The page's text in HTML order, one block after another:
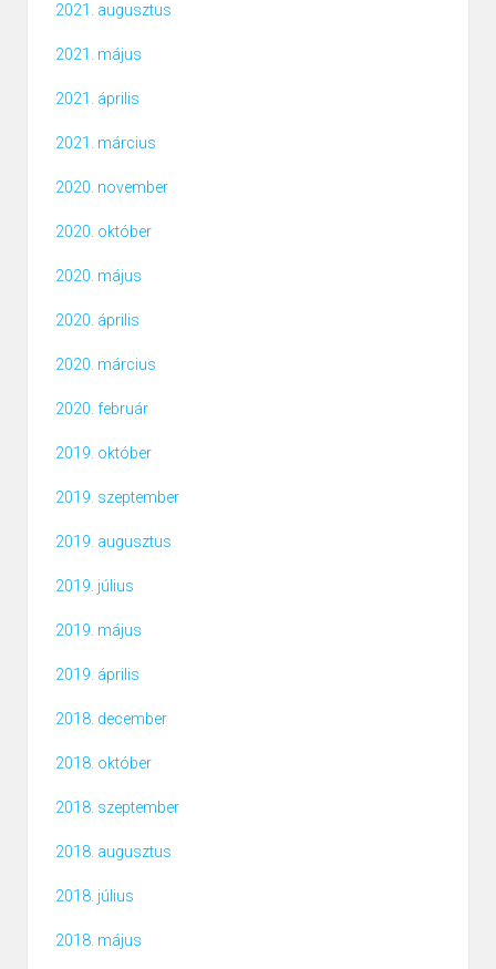
2021. augusztus
2021. május
2021. április
2021. március
2020. november
2020. október
2020. május
2020. április
2020. március
2020. február
2019. október
2019. szeptember
2019. augusztus
2019. július
2019. május
2019. április
2018. december
2018. október
2018. szeptember
2018. augusztus
2018. július
2018. május